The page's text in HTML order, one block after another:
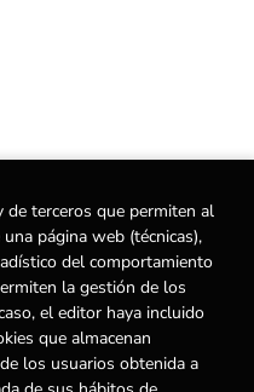
de terceros que permiten al
página web (técnicas),
del comportamiento
la gestión de los
el editor haya incluido
que almacenan
los usuarios obtenida a